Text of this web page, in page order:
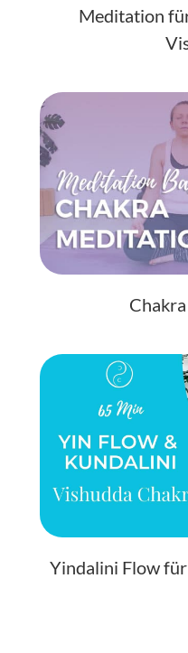
Meditation
Yindalini Flow